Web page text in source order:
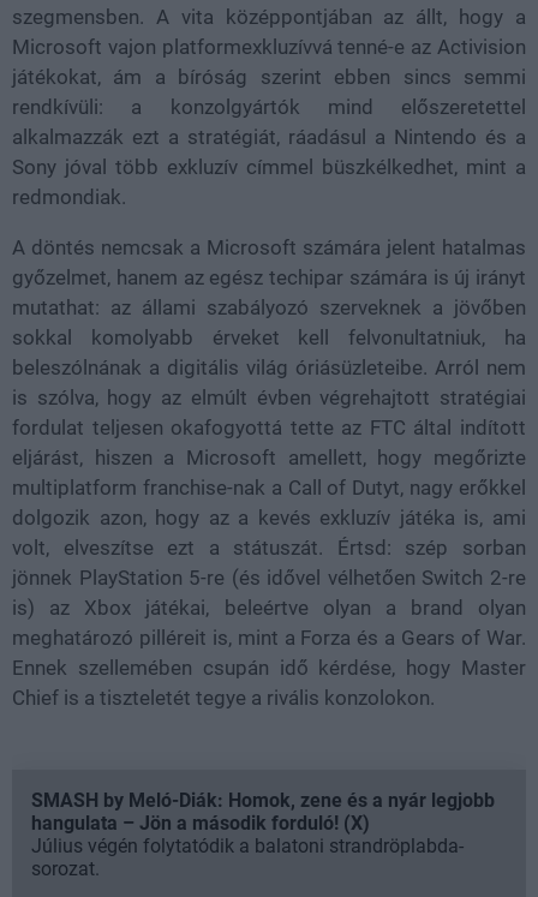
szegmensben. A vita középpontjában az állt, hogy a
Microsoft vajon platformexkluzívvá tenné-e az Activision
játékokat, ám a bíróság szerint ebben sincs semmi
rendkívüli: a konzolgyártók mind előszeretettel
alkalmazzák ezt a stratégiát, ráadásul a Nintendo és a
Sony jóval több exkluzív címmel büszkélkedhet, mint a
redmondiak.
A döntés nemcsak a Microsoft számára jelent hatalmas
győzelmet, hanem az egész techipar számára is új irányt
mutathat: az állami szabályozó szerveknek a jövőben
sokkal komolyabb érveket kell felvonultatniuk, ha
beleszólnának a digitális világ óriásüzleteibe. Arról nem
is szólva, hogy az elmúlt évben végrehajtott stratégiai
fordulat teljesen okafogyottá tette az FTC által indított
eljárást, hiszen a Microsoft amellett, hogy megőrizte
multiplatform franchise-nak a Call of Dutyt, nagy erőkkel
dolgozik azon, hogy az a kevés exkluzív játéka is, ami
volt, elveszítse ezt a státuszát. Értsd: szép sorban
jönnek PlayStation 5-re (és idővel vélhetően Switch 2-re
is) az Xbox játékai, beleértve olyan a brand olyan
meghatározó pilléreit is, mint a Forza és a Gears of War.
Ennek szellemében csupán idő kérdése, hogy Master
Chief is a tiszteletét tegye a rivális konzolokon.
SMASH by Meló-Diák: Homok, zene és a nyár legjobb
hangulata – Jön a második forduló! (X)
Július végén folytatódik a balatoni strandröplabda-
sorozat.